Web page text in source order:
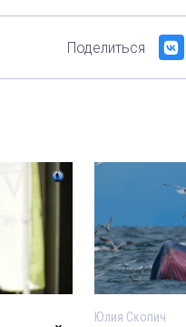
Поделиться
Юлия Скопич